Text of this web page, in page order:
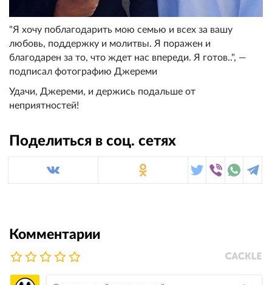
"Я хочу поблагодарить мою семью и всех за вашу
любовь, поддержку и молитвы. Я поражен и
благодарен за то, что ждет нас впереди. Я готов..", —
подписал фотографию Джереми
Удачи, Джереми, и держись подальше от
неприятностей!
Поделиться в соц. сетях
Комментарии